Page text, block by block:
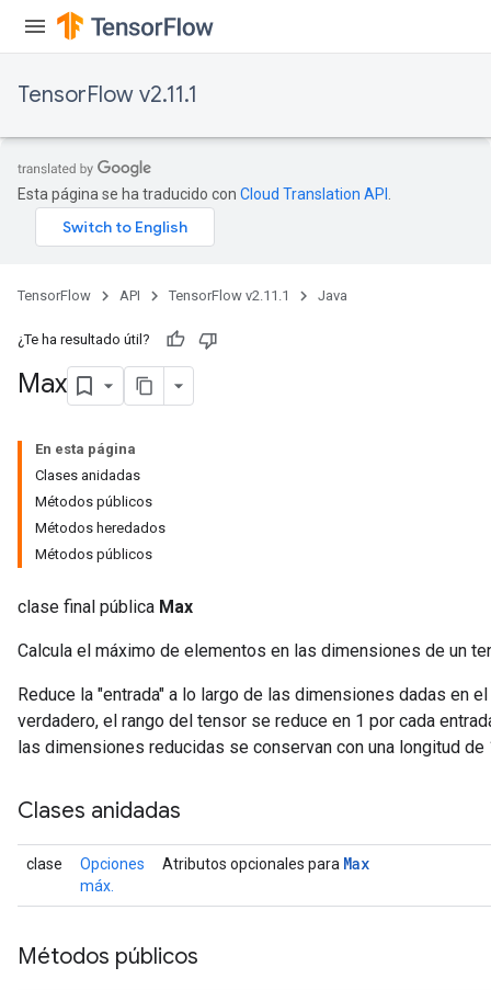
TensorFlow v2.11.1
Esta página se ha traducido con Cloud Translation API
TensorFlow API TensorFlow v2.11.1 Java
¿Te ha resultado útil?
Max
En esta página
Clases anidadas
Métodos públicos
Métodos heredados
Métodos públicos
clase final pública Max
Calcula el máximo de elementos en las dimensiones de un
Reduce la "entrada" a lo largo de las dimensiones dadas en
verdadero, el rango del tensor se reduce en 1 por cada
las dimensiones reducidas se conservan con una longitud de
Clases anidadas
clase
Opciones
máx.
Atributos opcionales para Max
Métodos públicos